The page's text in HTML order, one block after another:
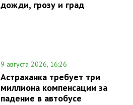
дожди, грозу и град
9 августа 2026, 16:26
Астраханка требует три
миллиона компенсации за
падение в автобусе